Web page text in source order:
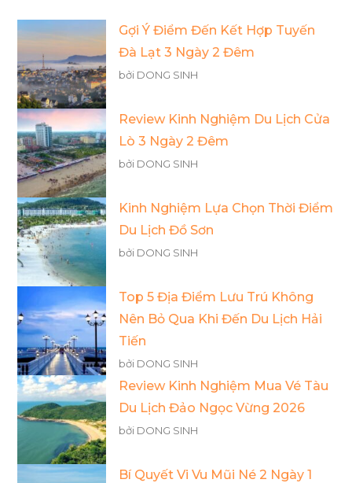
Gợi Ý Điểm Đến Kết Hợp Tuyến
Đà Lạt 3 Ngày 2 Đêm
bởi DONG SINH
Review Kinh Nghiệm Du Lịch Cửa
Lò 3 Ngày 2 Đêm
bởi DONG SINH
Kinh Nghiệm Lựa Chọn Thời Điểm
Du Lịch Đồ Sơn
bởi DONG SINH
Top 5 Địa Điểm Lưu Trú Không
Nên Bỏ Qua Khi Đến Du Lịch Hải
Tiến
bởi DONG SINH
Review Kinh Nghiệm Mua Vé Tàu
Du Lịch Đảo Ngọc Vừng 2026
bởi DONG SINH
Bí Quyết Vi Vu Mũi Né 2 Ngày 1